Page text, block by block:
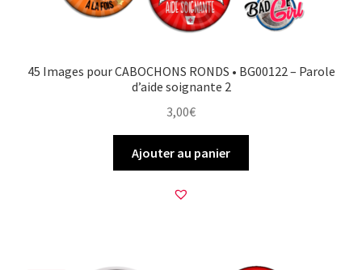
45 Images pour CABOCHONS RONDS • BG00122 – Parole
d’aide soignante 2
3,00€
Ajouter au panier